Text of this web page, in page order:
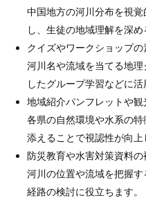
中国地方の河川分布を視
し、生徒の地域理解を深め
クイズやワークショップ
河川名や流域を当てる地
したグループ学習などに活
地域紹介パンフレットや観
各県の自然環境や水系の
添えることで視認性が向上
防災教育や水害対策資料
河川の位置や流域を把握
経路の検討に役立ちます。